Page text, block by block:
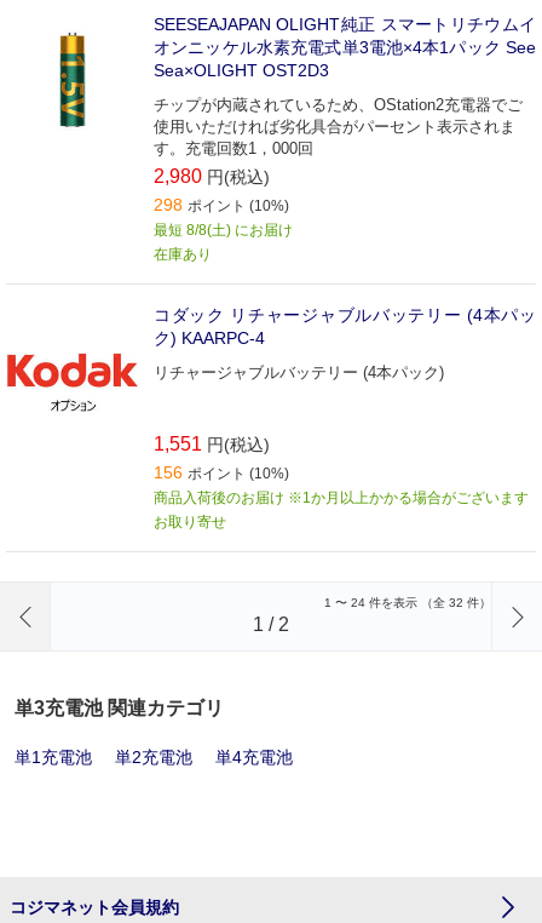
SEESEAJAPAN OLIGHT純正 スマートリチウムイ
オンニッケル水素充電式単3電池×4本1パック See
Sea×OLIGHT OST2D3
チップが内蔵されているため、OStation2充電器でご
使用いただければ劣化具合がパーセント表示されま
す。充電回数1，000回
2,980 円(税込)
298 ポイント (10%)
最短 8/8(土) にお届け
在庫あり
コダック リチャージャブルバッテリー (4本パッ
ク) KAARPC-4
リチャージャブルバッテリー (4本パック)
1,551 円(税込)
156 ポイント (10%)
商品入荷後のお届け ※1か月以上かかる場合がございます
お取り寄せ
1 〜 24 件を表示 （全 32 件）
1 / 2
単3充電池 関連カテゴリ
単1充電池 単2充電池 単4充電池
コジマネット会員規約